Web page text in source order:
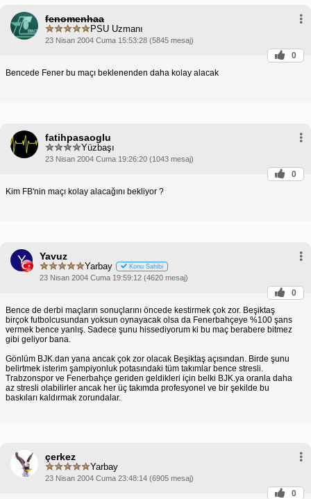
fenomenhaa
PSU Uzmanı
23 Nisan 2004 Cuma 15:53:28 (5845 mesaj)
0
Bencede Fener bu maçı beklenenden daha kolay alacak
fatihpasaoglu
Yüzbaşı
23 Nisan 2004 Cuma 19:26:20 (1043 mesaj)
0
Kim FB'nin maçı kolay alacağını bekliyor ?
Y Yavuz
Yarbay Konu Sahibi
23 Nisan 2004 Cuma 19:59:12 (4620 mesaj)
0
Bence de derbi maçların sonuçlarını öncede kestirmek çok zor. Beşiktaş
birçok futbolcusundan yoksun oynayacak olsa da Fenerbahçeye %100 şans
vermek bence yanlış. Sadece şunu hissediyorum ki bu maç berabere bitmez
gibi geliyor bana.
Gönlüm BJK.dan yana ancak çok zor olacak Beşiktaş açısından. Birde şunu
belirtmek isterim şampiyonluk potasındaki tüm takımlar bence stresli.
Trabzonspor ve Fenerbahçe geriden geldikleri için belki BJK.ya oranla daha
az stresli olabilirler ancak her üç takımda profesyonel ve bir şekilde bu
baskıları kaldırmak zorundalar.
çerkez
Yarbay
23 Nisan 2004 Cuma 23:48:14 (6905 mesaj)
0